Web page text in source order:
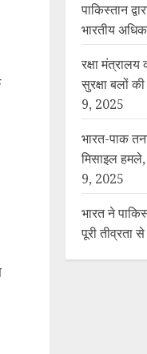
पाकिस्तान
भारतीय
रक्षा मंत्रालय
सुरक्षा बलों
9, 2025
भारत-पाक
मिसाइल
9, 2025
भारत ने
पूरी तीव्रता